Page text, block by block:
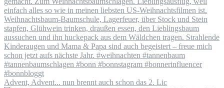
Advent, Advent... nun brennt auch schon das 2. Lic